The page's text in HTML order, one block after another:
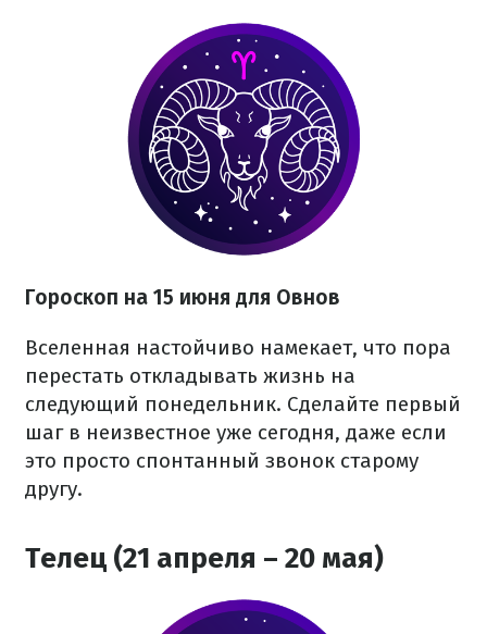
Гороскоп на 15 июня для Овнов
Вселенная настойчиво намекает, что пора
перестать откладывать жизнь на
следующий понедельник. Сделайте первый
шаг в неизвестное уже сегодня, даже если
это просто спонтанный звонок старому
другу.
Телец (21 апреля – 20 мая)